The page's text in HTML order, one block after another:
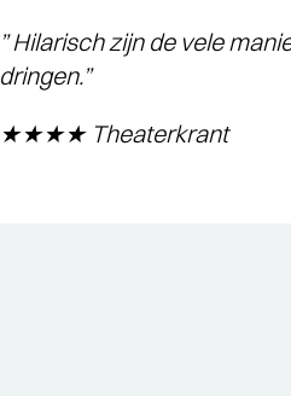
” Hilarisch zijn de vele
dringen.”
★★★★ Theaterkrant